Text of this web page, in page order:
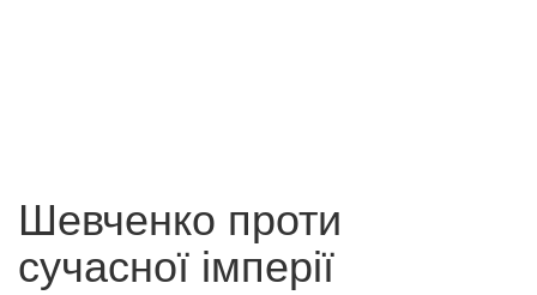
Шевченко проти
сучасної імперії